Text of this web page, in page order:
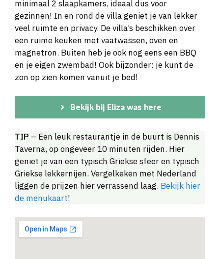
minimaal 2 slaapkamers, ideaal dus voor
gezinnen! In en rond de villa geniet je van lekker
veel ruimte en privacy. De villa’s beschikken over
een ruime keuken met vaatwassen, oven en
magnetron. Buiten heb je ook nog eens een BBQ
en je eigen zwembad! Ook bijzonder: je kunt de
zon op zien komen vanuit je bed!
Bekijk bij Eliza was here
TIP – Een leuk restaurantje in de buurt is Dennis
Taverna, op ongeveer 10 minuten rijden. Hier
geniet je van een typisch Griekse sfeer en typisch
Griekse lekkernijen. Vergelkeken met Nederland
liggen de prijzen hier verrassend laag. Bekijk hier
de menukaart!